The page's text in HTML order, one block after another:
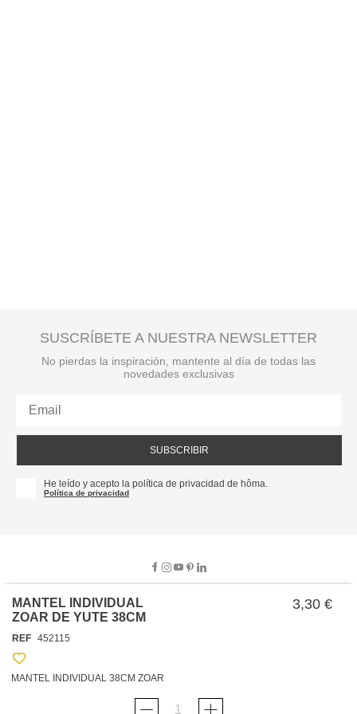
MANTEL INDIVIDUAL
ZOAR DE YUTE 38CM
3,30 €
REF 452115
MANTEL INDIVIDUAL 38CM ZOAR
SUSCRÍBETE A NUESTRA NEWSLETTER
No pierdas la inspiración, mantente al día de todas las
novedades exclusivas
SUBSCRIBIR
He leído y acepto la política de privacidad de hôma.
Política de privacidad
TRABAJA CON NOSOTROS
TARJETA HAPPY
POLÍTICAS
PROTECCIÓN DE DATOS